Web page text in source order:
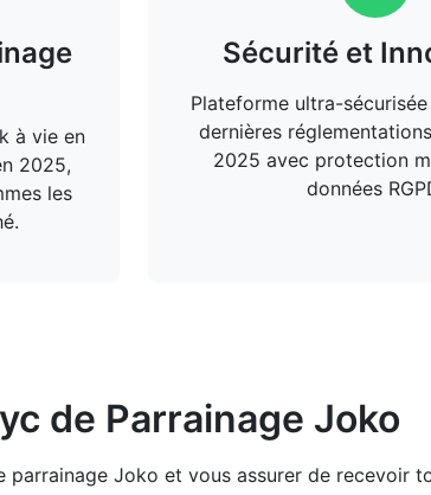
à vie en
2025,
les
Sécurité et
Plateforme ultra-
dernières
2025 avec protection
données
de Parrainage Joko
Joko et vous assurer de recevoir